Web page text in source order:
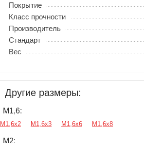
Покрытие
Класс прочности
Производитель
Стандарт
Вес
Другие размеры:
М1,6:
М1,6х2 М1,6х3 М1,6х6 М1,6х8
М2: